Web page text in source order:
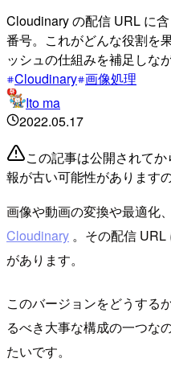
Cloudinary の配信 URL に
番号。これがどんな役割を
ッシュの仕組みを補足しな
Cloudinary 画像処理
Ito ma
2022.05.17
この記事は公開されて
報が古い可能性があります
画像や動画の変換や最適化
Cloudinary 。その配信 URL
があります。
このバージョンをどうする
るべき大事な構成の一つな
たいです。